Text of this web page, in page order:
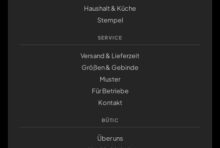
Haushalt & Küche
Stempel
SERVICE
Versand & Lieferzeit
Größen & Gebinde
Muster
Für Betriebe
Kontakt
BÜTIC
Über uns